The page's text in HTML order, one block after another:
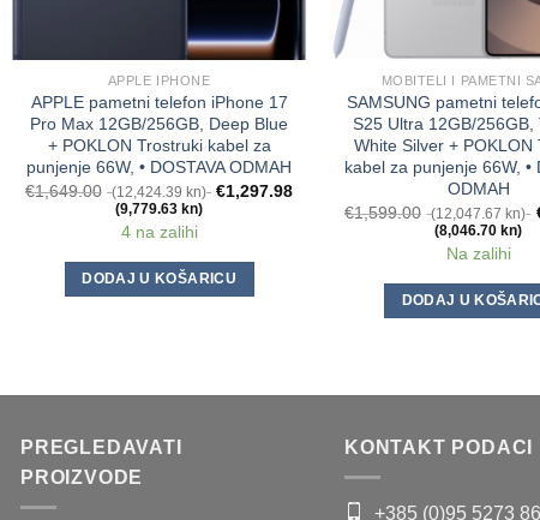
APPLE IPHONE
APPLE pametni telefon iPhone 17
Pro Max 12GB/256GB, Deep Blue
+ POKLON Trostruki kabel za
punjenje 66W, • DOSTAVA ODMAH
€1,649.00 (12,424.39 kn) €1,297.98
(9,779.63 kn)
4 na zalihi
DODAJ U KOŠARICU
MOBITELI I PAMETNI
SAMSUNG pametni
S25 Ultra 12GB/256GB,
White Silver + POKLON
kabel za punjenje 66W, •
ODMAH
€1,599.00 (12,047.67 kn)
(8,046.70 kn)
Na zalihi
DODAJ U
PREGLEDAVATI
PROIZVODE
KONTAKT PODACI
+385 (0)95 5273